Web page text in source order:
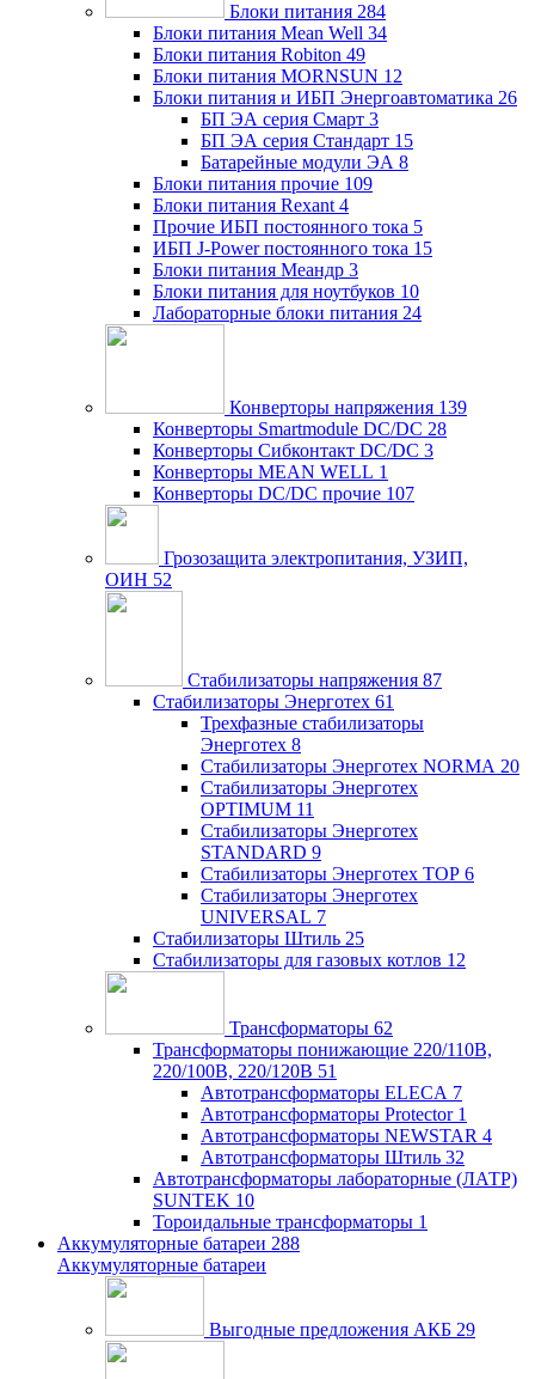
Блоки питания 284
Блоки питания Mean Well 34
Блоки питания Robiton 49
Блоки питания MORNSUN 12
Блоки питания и ИБП Энергоавтоматика 26
БП ЭА серия Смарт 3
БП ЭА серия Стандарт 15
Батарейные модули ЭА 8
Блоки питания прочие 109
Блоки питания Rexant 4
Прочие ИБП постоянного тока 5
ИБП J-Power постоянного тока 15
Блоки питания Меандр 3
Блоки питания для ноутбуков 10
Лабораторные блоки питания 24
Конверторы напряжения 139
Конверторы Smartmodule DC/DC 28
Конверторы Сибконтакт DC/DC 3
Конверторы MEAN WELL 1
Конверторы DC/DC прочие 107
Грозозащита электропитания, УЗИП,
ОИН 52
Стабилизаторы напряжения 87
Стабилизаторы Энерготех 61
Трехфазные стабилизаторы
Энерготех 8
Стабилизаторы Энерготех NORMA 20
Стабилизаторы Энерготех
OPTIMUM 11
Стабилизаторы Энерготех
STANDARD 9
Стабилизаторы Энерготех TOP 6
Стабилизаторы Энерготех
UNIVERSAL 7
Стабилизаторы Штиль 25
Стабилизаторы для газовых котлов 12
Трансформаторы 62
Трансформаторы понижающие 220/110В,
220/100В, 220/120В 51
Автотрансформаторы ELECA 7
Автотрансформаторы Protector 1
Автотрансформаторы NEWSTAR 4
Автотрансформаторы Штиль 32
Автотрансформаторы лабораторные (ЛАТР)
SUNTEK 10
Тороидальные трансформаторы 1
Аккумуляторные батареи 288
Аккумуляторные батареи
Выгодные предложения АКБ 29